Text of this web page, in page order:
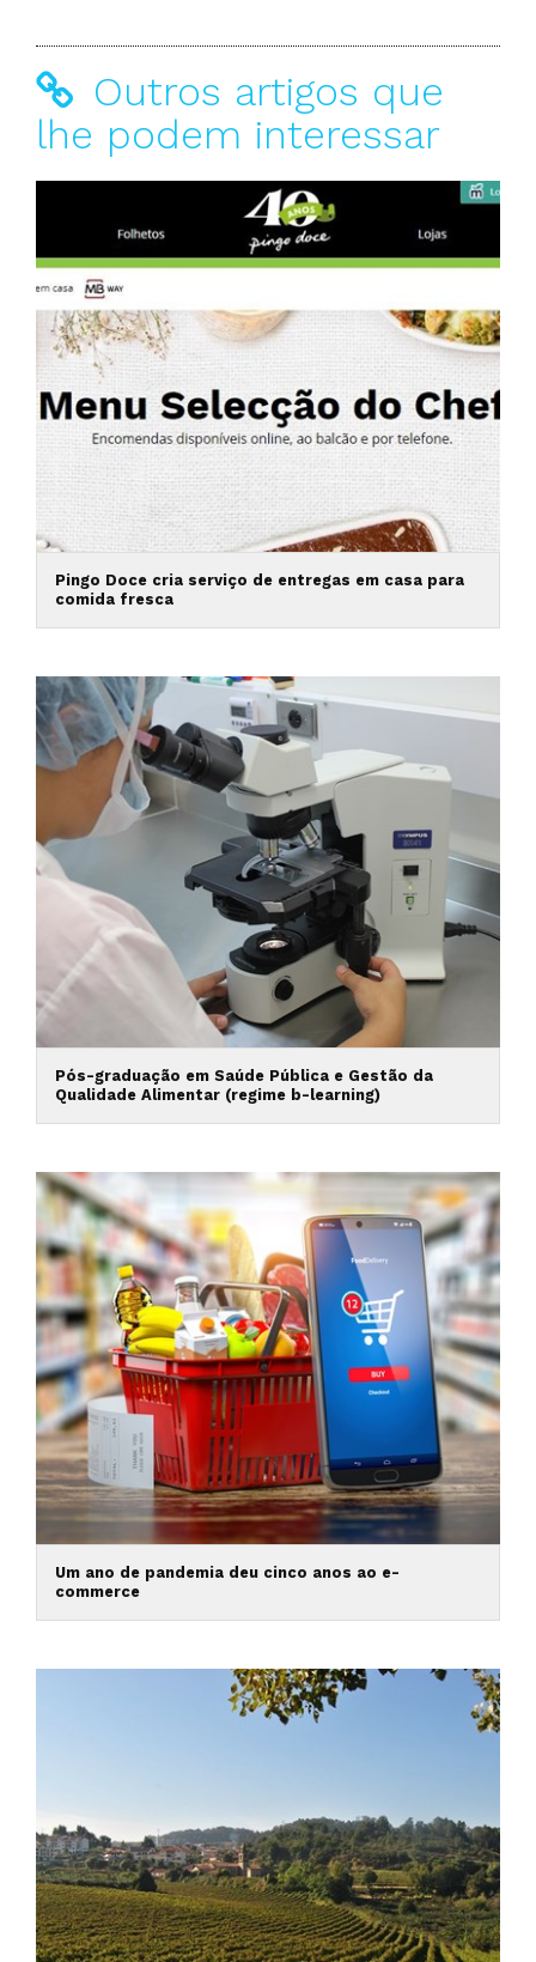
Outros artigos que
lhe podem interessar
Pingo Doce cria serviço de entregas em casa para
comida fresca
Pós-graduação em Saúde Pública e Gestão da
Qualidade Alimentar (regime b-learning)
Um ano de pandemia deu cinco anos ao e-
commerce